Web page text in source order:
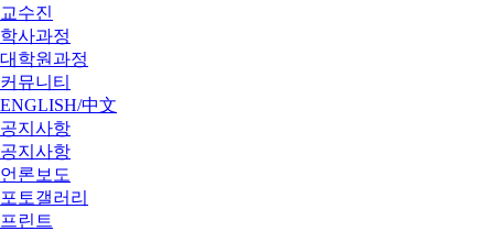
교수진
학사과정
대학원과정
커뮤니티
ENGLISH/中文
공지사항
공지사항
언론보도
포토갤러리
프린트